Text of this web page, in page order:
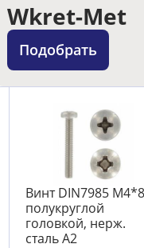
Wkret-Met
Подобрать
Винт DIN7985
полукруглой
головкой, нерж.
сталь А2